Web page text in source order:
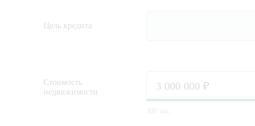
Цель кредита
Стоимость
недвижимости